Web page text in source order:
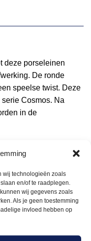
wij technologieën zoals
en/of te raadplegen.
wij gegevens zoals
Als je geen toestemming
invloed hebben op
deze porseleinen
De ronde
speelse twist. Deze
Cosmos. Na
in de
van 1100 graden
voor dagelijks
300 graden.